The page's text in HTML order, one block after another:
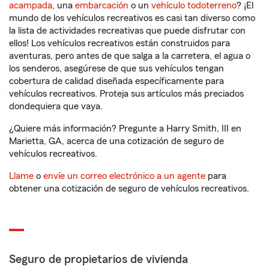
acampada, una embarcación o un vehículo todoterreno? ¡El
mundo de los vehículos recreativos es casi tan diverso como
la lista de actividades recreativas que puede disfrutar con
ellos! Los vehículos recreativos están construidos para
aventuras, pero antes de que salga a la carretera, el agua o
los senderos, asegúrese de que sus vehículos tengan
cobertura de calidad diseñada específicamente para
vehículos recreativos. Proteja sus artículos más preciados
dondequiera que vaya.
¿Quiere más información? Pregunte a Harry Smith, III en
Marietta, GA, acerca de una cotización de seguro de
vehículos recreativos.
Llame o envíe un correo electrónico a un agente para
obtener una cotización de seguro de vehículos recreativos.
Seguro de propietarios de vivienda